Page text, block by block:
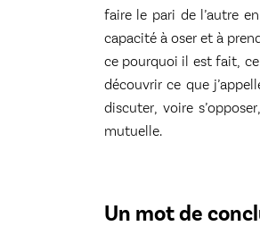
faire le pari de l’autre
capacité à oser et à
ce pourquoi il est fait,
découvrir ce que
discuter, voire
mutuelle.
Un mot de